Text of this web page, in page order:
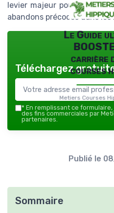
levier majeur pour
abandons précoces dans
Le Guide
carrière
courses
Metiers Courses
Téléchargez
* En remplissant ce formulaire,
des fins commerciales par
partenaires.
Publié le
Sommaire